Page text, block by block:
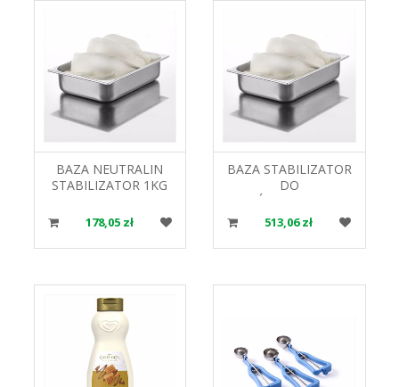
BAZA NEUTRALIN
STABILIZATOR 1KG
178,05 zł
BAZA STABILIZATOR
DO
LODÓW TUTTOPAN
2,5KG 02009 MEC3
513,06 zł